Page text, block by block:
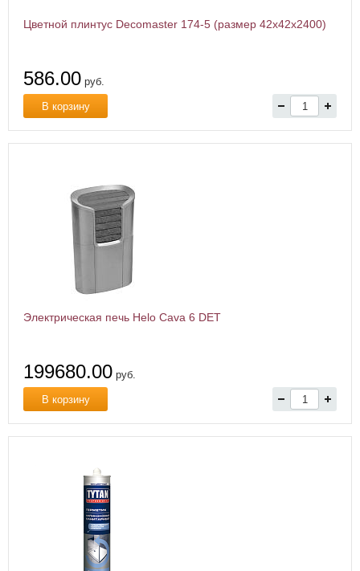
Цветной плинтус Decomaster 174-5 (размер 42х42х2400)
586.00 руб.
В корзину
Электрическая печь Helo Cava 6 DET
199680.00 руб.
В корзину